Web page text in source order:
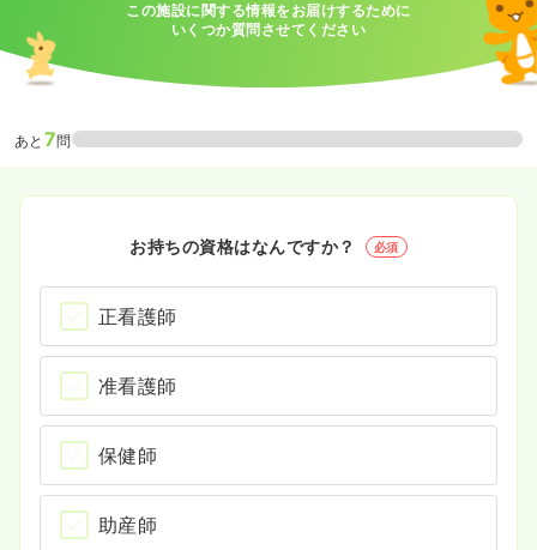
この施設に関する情報をお届けするために
いくつか質問させてください
あと 7問
お持ちの資格はなんですか？ 必須
正看護師
准看護師
保健師
助産師